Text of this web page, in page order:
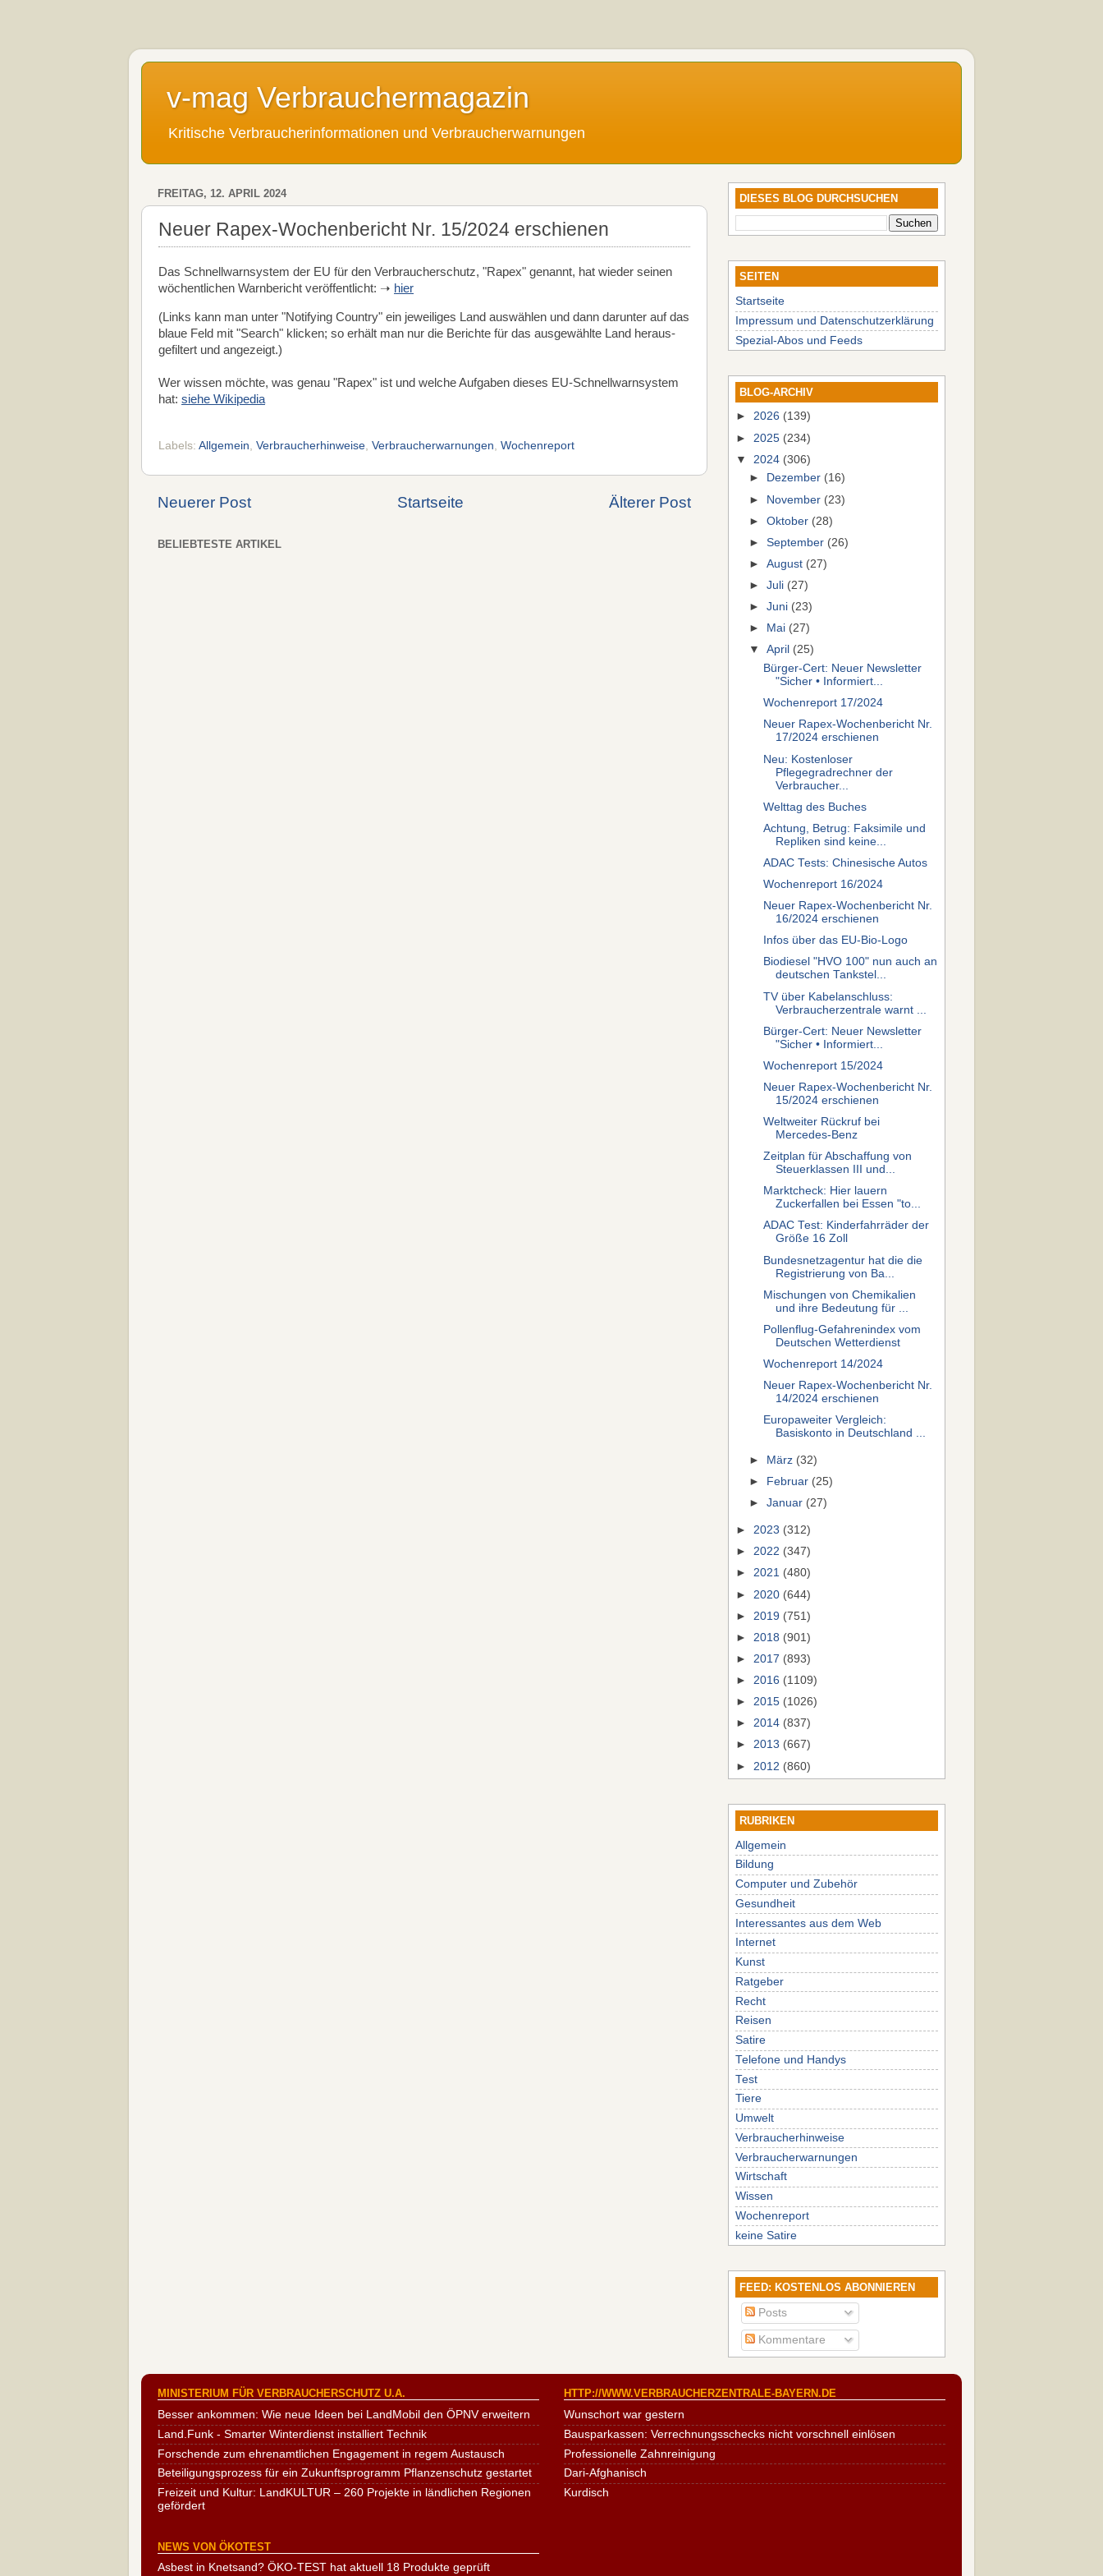
v-mag Verbrauchermagazin
Kritische Verbraucherinformationen und Verbraucherwarnungen
FREITAG, 12. APRIL 2024
Neuer Rapex-Wochenbericht Nr. 15/2024 erschienen
Das Schnellwarnsystem der EU für den Verbraucherschutz, "Rapex" genannt, hat wieder seinen
wöchentlichen Warnbericht veröffentlicht: ➝ hier
(Links kann man unter "Notifying Country" ein jeweiliges Land auswählen und dann darunter auf das
blaue Feld mit "Search" klicken; so erhält man nur die Berichte für das ausgewählte Land heraus-
gefiltert und angezeigt.)
Wer wissen möchte, was genau "Rapex" ist und welche Aufgaben dieses EU-Schnellwarnsystem
hat: siehe Wikipedia
Labels: Allgemein Verbraucherhinweise Verbraucherwarnungen Wochenreport
Neuerer Post Älterer Post
Startseite
BELIEBTESTE ARTIKEL
DIESES BLOG DURCHSUCHEN
SEITEN
Startseite
Impressum und Datenschutzerklärung
Spezial-Abos und Feeds
BLOG-ARCHIV
► 2026 (139)
► 2025 (234)
▼ 2024 (306)
►
Dezember (16)
► November (23)
►Oktober (28)
►September (26)
►August (27)
►Juli (27)
►Juni (23)
►
Mai (27)
▼April (25)
Bürger-Cert: Neuer Newsletter
"Sicher • Informiert...
Wochenreport 17/2024
Neuer Rapex-Wochenbericht Nr.
17/2024 erschienen
Neu: Kostenloser
Pflegegradrechner der
Verbraucher...
Welttag des Buches
Achtung, Betrug: Faksimile und
Repliken sind keine...
ADAC Tests: Chinesische Autos
Wochenreport 16/2024
Neuer Rapex-Wochenbericht Nr.
16/2024 erschienen
Infos über das EU-Bio-Logo
Biodiesel "HVO 100" nun auch an
deutschen Tankstel...
TV über Kabelanschluss:
Verbraucherzentrale warnt ...
Bürger-Cert: Neuer Newsletter
"Sicher • Informiert...
Wochenreport 15/2024
Neuer Rapex-Wochenbericht Nr.
15/2024 erschienen
Weltweiter Rückruf bei
Mercedes-Benz
Zeitplan für Abschaffung von
Steuerklassen III und...
Marktcheck: Hier lauern
Zuckerfallen bei Essen "to...
ADAC Test: Kinderfahrräder der
Größe 16 Zoll
Bundesnetzagentur hat die die
Registrierung von Ba...
Mischungen von Chemikalien
und ihre Bedeutung für ...
Pollenflug-Gefahrenindex vom
Deutschen Wetterdienst
Wochenreport 14/2024
Neuer Rapex-Wochenbericht Nr.
14/2024 erschienen
Europaweiter Vergleich:
Basiskonto in Deutschland ...
► März (32)
►
Februar (25)
►Januar (27)
► 2023 (312)
► 2022 (347)
► 2021 (480)
► 2020 (644)
► 2019 (751)
► 2018 (901)
► 2017 (893)
► 2016 (1109)
► 2015 (1026)
► 2014 (837)
► 2013 (667)
► 2012 (860)
RUBRIKEN
Allgemein
Bildung
Computer und Zubehör
Gesundheit
Interessantes aus dem Web
Internet
Kunst
Ratgeber
Recht
Reisen
Satire
Telefone und Handys
Test
Tiere
Umwelt
Verbraucherhinweise
Verbraucherwarnungen
Wirtschaft
Wissen
Wochenreport
keine Satire
FEED: KOSTENLOS ABONNIEREN
Posts
Kommentare
MINISTERIUM FÜR VERBRAUCHERSCHUTZ U.A.
Besser ankommen: Wie neue Ideen bei LandMobil den ÖPNV erweitern
Land.Funk - Smarter Winterdienst installiert Technik
Forschende zum ehrenamtlichen Engagement in regem Austausch
Beteiligungsprozess für ein Zukunftsprogramm Pflanzenschutz gestartet
Freizeit und Kultur: LandKULTUR – 260 Projekte in ländlichen Regionen
gefördert
NEWS VON ÖKOTEST
Asbest in Knetsand? ÖKO-TEST hat aktuell 18 Produkte geprüft
HTTP://WWW.VERBRAUCHERZENTRALE-BAYERN.DE
Wunschort war gestern
Bausparkassen: Verrechnungsschecks nicht vorschnell einlösen
Professionelle Zahnreinigung
Dari-Afghanisch
Kurdisch